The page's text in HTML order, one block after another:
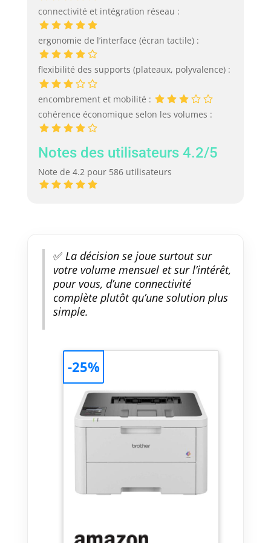
connectivité et intégration réseau :
ergonomie de l’interface (écran tactile) :
flexibilité des supports (plateaux, polyvalence) :
encombrement et mobilité :
cohérence économique selon les volumes :
Notes des utilisateurs 4.2/5
Note de 4.2 pour 586 utilisateurs
✅La décision se joue surtout sur
votre volume mensuel et sur l’intérêt,
pour vous, d’une connectivité
complète plutôt qu’une solution plus
simple.
-25%